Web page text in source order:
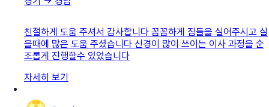
친절하게 도움 주셔서 감사합니다 꼼꼼하게 짐들을 실어주시고 실
을때에 많은 도움 주셨습니다 신경이 많이 쓰이는 이사 과정을 순
조롭게 진행할수 있었습니다
자세히 보기